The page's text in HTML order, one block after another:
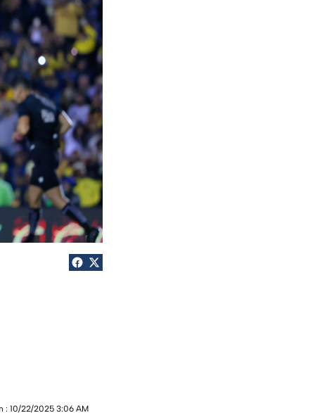
: 10/22/2025 3:06 AM